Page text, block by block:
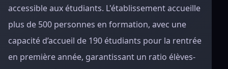
accessible aux étudiants. L'établissement accueille
plus de 500 personnes en formation, avec une
capacité d’accueil de 190 étudiants pour la rentrée
en première année, garantissant un ratio élèves-